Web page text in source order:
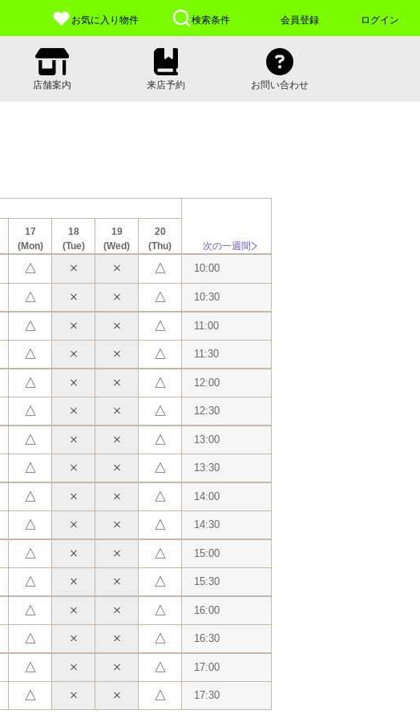
お気に入り 物件 検索条件 会員登録 ログイン
店舗案内 来店予約 お問い合わせ
次の一週間
17
(Mon)
18
(Tue)
19
(Wed)
20
(Thu)
△
△
△
△
△
△
△
△
△
△
△
△
△
△
△
△
△
△
△
△
△
△
△
△
△
△
△
△
△
△
△
△
10:00
10:30
11:00
11:30
12:00
12:30
13:00
13:30
14:00
14:30
15:00
15:30
16:00
16:30
17:00
17:30